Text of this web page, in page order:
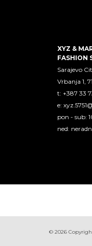
XYZ &
FASHION
Sarajevo
Vrbanja 1,
t: +387 33
e:
pon - sub:
ned:
© 2026